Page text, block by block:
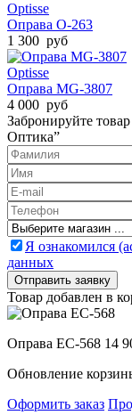
Optisse
Оправа O-263
1 300 руб
Optisse
Оправа MG-3807
4 000 руб
Забронируйте
Оптика”
Я ознакомился
данных
Товар добавлен в
Оправа EC-568 14
Обновление
Оформить заказ